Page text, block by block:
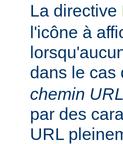
La directive
l'icône à
dans le
chemin URL
par des
URL